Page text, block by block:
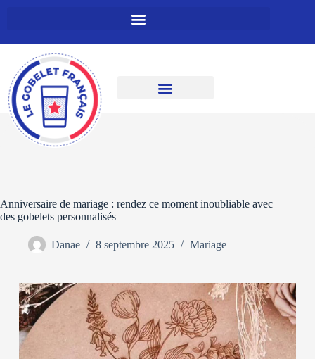
Anniversaire de mariage : rendez ce moment inoubliable avec
des gobelets personnalisés
Danae 8 septembre 2025 Mariage